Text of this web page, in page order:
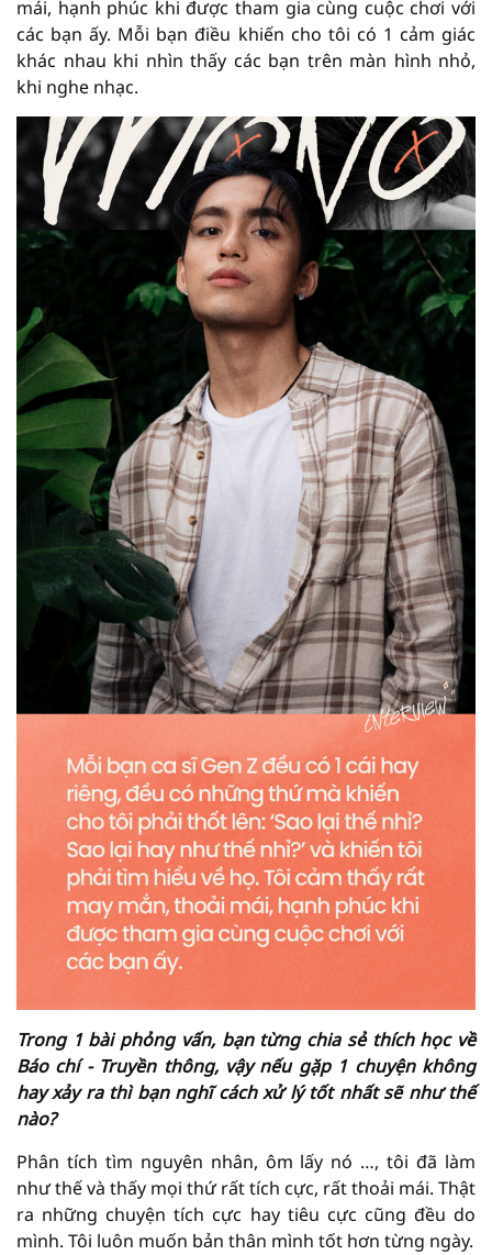
mái, hạnh phúc khi được tham gia cùng cuộc chơi với
các bạn ấy. Mỗi bạn điều khiến cho tôi có 1 cảm giác
khác nhau khi nhìn thấy các bạn trên màn hình nhỏ,
khi nghe nhạc.
Trong 1 bài phỏng vấn, bạn từng chia sẻ thích học về
Báo chí - Truyền thông, vậy nếu gặp 1 chuyện không
hay xảy ra thì bạn nghĩ cách xử lý tốt nhất sẽ như thế
nào?
Phân tích tìm nguyên nhân, ôm lấy nó …, tôi đã làm
như thế và thấy mọi thứ rất tích cực, rất thoải mái. Thật
ra những chuyện tích cực hay tiêu cực cũng đều do
mình. Tôi luôn muốn bản thân mình tốt hơn từng ngày.